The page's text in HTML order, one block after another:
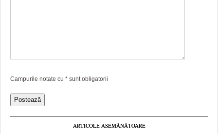
Campurile notate cu * sunt obligatorii
ARTICOLE ASEMĂNĂTOARE